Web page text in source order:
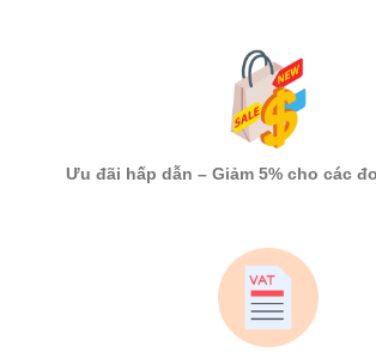
Ưu đãi hấp dẫn – Giảm 5% cho các